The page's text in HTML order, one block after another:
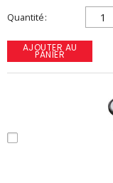
Quantité
AJOUTER AU
PANIER